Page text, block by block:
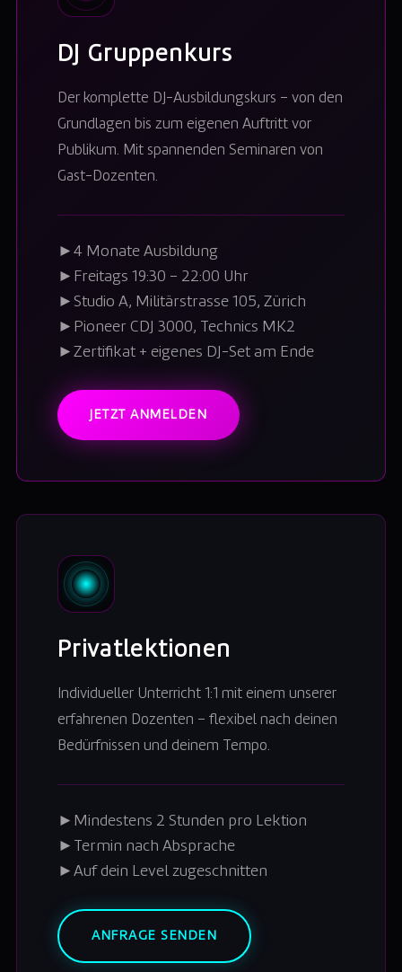
DJ Gruppenkurs
Der komplette DJ-Ausbildungskurs – von den
Grundlagen bis zum eigenen Auftritt vor
Publikum. Mit spannenden Seminaren von
Gast-Dozenten.
► 4 Monate Ausbildung
► Freitags 19:30 – 22:00 Uhr
► Studio A, Militärstrasse 105, Zürich
► Pioneer CDJ 3000, Technics MK2
► Zertifikat + eigenes DJ-Set am Ende
JETZT ANMELDEN
Privatlektionen
Individueller Unterricht 1:1 mit einem unserer
erfahrenen Dozenten – flexibel nach deinen
Bedürfnissen und deinem Tempo.
► Mindestens 2 Stunden pro Lektion
►
Termin nach Absprache
► Auf dein Level zugeschnitten
ANFRAGE SENDEN